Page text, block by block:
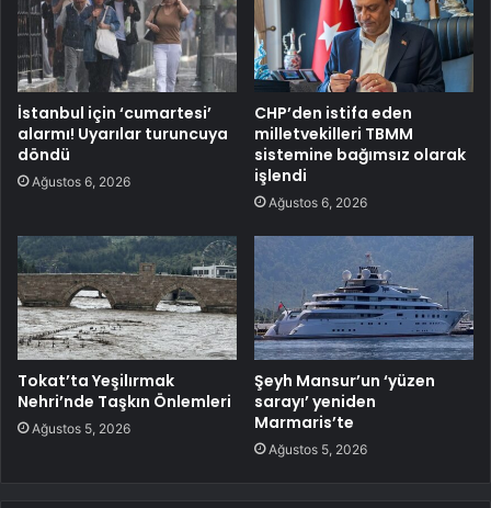
İstanbul için ‘cumartesi’
alarmı! Uyarılar turuncuya
döndü
Ağustos 6, 2026
CHP’den istifa eden
milletvekilleri TBMM
sistemine bağımsız olarak
işlendi
Ağustos 6, 2026
Tokat’ta Yeşilırmak
Nehri’nde Taşkın Önlemleri
Ağustos 5, 2026
Şeyh Mansur’un ‘yüzen
sarayı’ yeniden
Marmaris’te
Ağustos 5, 2026